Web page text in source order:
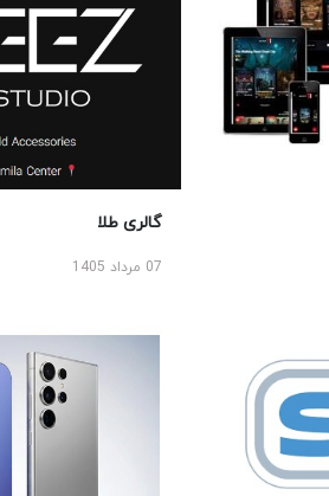
گالری طلا
07 مرداد 1405